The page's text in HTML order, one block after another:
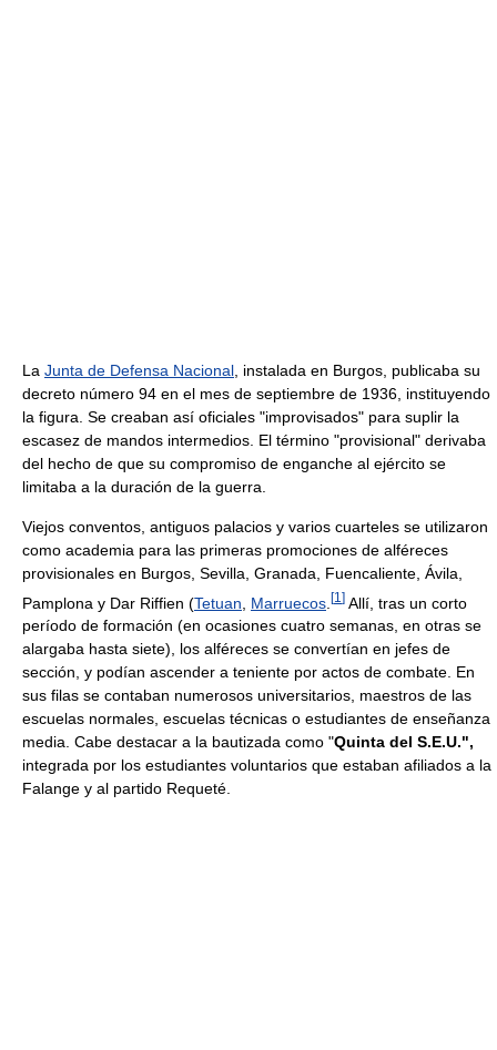
La Junta de Defensa Nacional , instalada en Burgos, publicaba su
decreto número 94 en el mes de septiembre de 1936, instituyendo
la figura. Se creaban así oficiales "improvisados" para suplir la
escasez de mandos intermedios. El término "provisional" derivaba
del hecho de que su compromiso de enganche al ejército se
limitaba a la duración de la guerra.
Viejos conventos, antiguos palacios y varios cuarteles se utilizaron
como academia para las primeras promociones de alféreces
provisionales en Burgos, Sevilla, Granada, Fuencaliente, Ávila,
Pamplona y Dar Riffien (Tetuan Marruecos [1 ] Allí, tras un corto
período de formación (en ocasiones cuatro semanas, en otras se
alargaba hasta siete), los alféreces se convertían en jefes de
sección, y podían ascender a teniente por actos de combate. En
sus filas se contaban numerosos universitarios, maestros de las
escuelas normales, escuelas técnicas o estudiantes de enseñanza
media. Cabe destacar a la bautizada como "Quinta del S.E.U.",
integrada por los estudiantes voluntarios que estaban afiliados a la
Falange y al partido Requeté.